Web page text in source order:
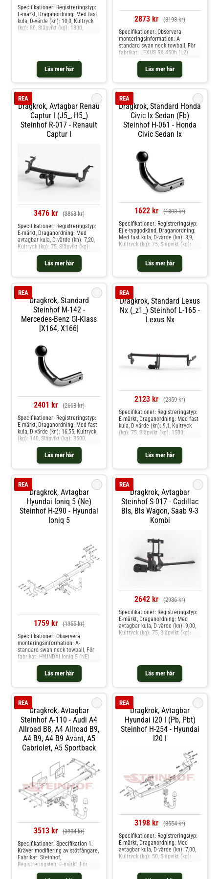
Läs mer här
Specifikationer: Registreringstyp:
E-märkt, Draganordning: Med fast
kula, D-värde (kn): 10,0, Kultryck
(kg): 80, Släpvikt (kg): 1800,
2873 kr (3193 kr)
Läs mer här
Specifikationer: Observera
monteringsinformation: A-
standard swan neck towball, För
fabrikat: LEXUS RX 450h (L2)
(Facelift) 5D excl. version with
height control suspension 2019-,
Draganordning: Med avtagbar
kula, D-värde (kn): 11,7, Kultryck
(kg): 38.4, Mekaniskt bearbetad:
Med urtag för stötstång,
Mekaniskt bearbetad: Demont. av
stötstänger nödvändig,
Monteringstid (i tim): 2,0h
Produkten passar dessa
bilmodelle: lexus rx
Dragkrok, Avtagbar Renau
Captur I (j5_, H5_)
Steinhof R-017 - Renault
Captur I
REA
3476 kr (3863 kr)
Läs mer här
Specifikationer: Registreringstyp:
E-märkt, Draganordning: Med
avtagbar kula, D-värde (kn): 7,20,
Kultryck (kg): 75, Släpvikt (kg):
Specifikation: Kräver modifiering
av stötfångare Produkten passar
dessa bilmodelle: renault captur i
Dragkrok, Standard Honda
Civic Ix Sedan (fb)
Steinhof H-061 - Honda
Civic Sedan Ix
REA
1622 kr (1803 kr)
Läs mer här
Specifikationer: Registreringstyp:
Ej e-typgodkänd, Draganordning:
Med fast kula, D-värde (kn): 8,9,
Kultryck (kg): 75, Släpvikt (kg):
Specifikation: Kräver modifiering
av stötfångare Produkten passar
dessa bilmodelle: honda civic
Dragkrok, Standard
Steinhof M-142 -
Mercedes-Benz Gl-Klass
[x164, X166]
REA
2401 kr (2668 kr)
Läs mer här
Specifikationer: Registreringstyp:
E-märkt, Draganordning: Med fast
kula, D-värde (kn): 16,55, Kultryck
(kg): 140, Släpvikt (kg): 3500,
Monteringstid (i tim): 2,0
Produkten passar dessa
bilmodelle: mercedes-benz gl-
klass [x164, x166]
Dragkrok, Standard Lexus
Nx (_z1_) Steinhof L-165 -
Lexus Nx
REA
2123 kr (2359 kr)
Läs mer här
Specifikationer: Registreringstyp:
E-märkt, Draganordning: Med fast
kula, D-värde (kn): 9,1, Kultryck
(kg): 75, Släpvikt (kg): 1500,
Produkten passar dessa
bilmodelle: lexus nx
Dragkrok, Avtagbar
Hyundai Ioniq 5 (ne)
Steinhof H-290 - Hyundai
Ioniq 5
REA
1759 kr (1955 kr)
Läs mer här
Specifikationer: Observera
monteringsinformation: A-
standard swan neck towball, För
fabrikat: HYUNDAI Ioniq 5 (NE)
05/2021-, Draganordning: Med
avtagbar kula, D-värde (kn): 10.0,
Kultryck (kg): 100, Släpvikt (kg):
1650, Vikt (kg): 21.4, Mekaniskt
stötstång, Mekaniskt bearbetad:
Demont. av stötstänger
nödvändig, Monteringstid (i tim):
1,5h Produkten passar dessa
bilmodelle: hyundai ioniq 5
Dragkrok, Avtagbar
Steinhof S-017 - Cadillac
Bls, Bls Wagon, Saab 9-3
Kombi
REA
2642 kr (2936 kr)
Läs mer här
Specifikationer: Registreringstyp:
E-märkt, Draganordning: Med
avtagbar kula, D-värde (kn): 9,00,
Kultryck (kg): 75, Släpvikt (kg):
wagon, saab 9-3 kombi
Dragkrok, Avtagbar
Steinhof A-110 - Audi A4
Allroad B8, A4 Allroad B9,
A4 B9, A4 B9 Avant, A5
Cabriolet, A5 Sportback
REA
3513 kr (3904 kr)
Specifikationer: Specifikation 1:
Kräver modifiering av stötfångare,
Fabrikat: Steinhof,
Registreringstyp: E-märkt, För
fabrikat: AUDI A4 Allroad B9
Dragkrok, Avtagbar
Hyundai I20 I (pb, Pbt)
Steinhof H-254 - Hyundai
I20 I
REA
3198 kr (3554 kr)
Specifikationer: Registreringstyp:
E-märkt, Draganordning: Med
avtagbar kula, D-värde (kn): 7,00,
Kultryck (kg): 50, Släpvikt (kg):
bilmodelle: hyundai i20 i